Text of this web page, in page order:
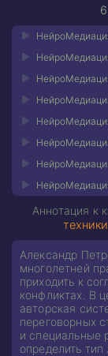
Аннотация к
Александр
многолетней
приходить к
конфликтах. В
авторская
переговорных
и специальные
определить тип